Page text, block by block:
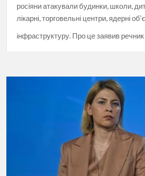
росіяни атакували будинки, школи,
лікарні, торговельні центри, ядерні
інфраструктуру. Про це заявив